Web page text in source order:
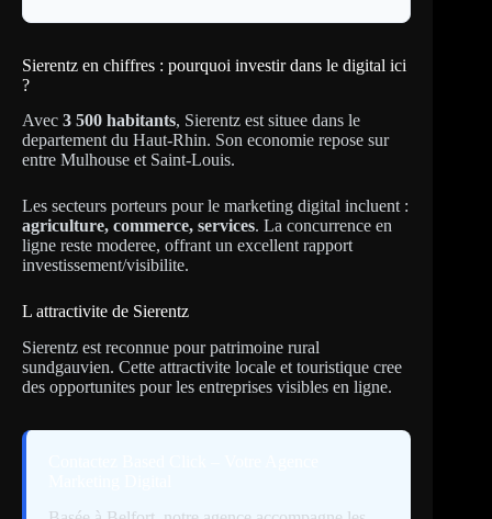
Sierentz en chiffres : pourquoi investir dans le digital ici
?
Avec 3 500 habitants, Sierentz est situee dans le
departement du Haut-Rhin. Son economie repose sur
entre Mulhouse et Saint-Louis.
Les secteurs porteurs pour le marketing digital incluent :
agriculture, commerce, services. La concurrence en
ligne reste moderee, offrant un excellent rapport
investissement/visibilite.
L attractivite de Sierentz
Sierentz est reconnue pour patrimoine rural
sundgauvien. Cette attractivite locale et touristique cree
des opportunites pour les entreprises visibles en ligne.